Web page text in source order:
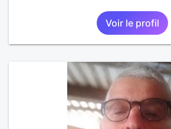
Voir le profil